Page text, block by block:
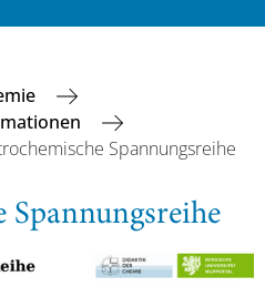
Spannungsreihe
Spannungsreihe